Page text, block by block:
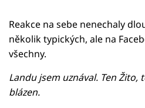
Reakce na sebe nenechaly
několik typických, ale na
všechny.
Landu jsem uznával. Ten Žito,
blázen.